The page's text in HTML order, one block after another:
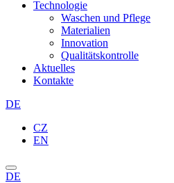
Technologie
Waschen und Pflege
Materialien
Innovation
Qualitätskontrolle
Aktuelles
Kontakte
DE
CZ
EN
DE